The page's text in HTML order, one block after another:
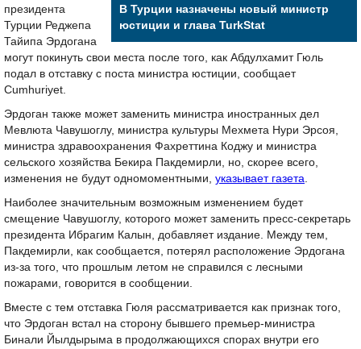
В Турции назначены новый министр
юстиции и глава TurkStat
президента
Турции Реджепа
Тайипа Эрдогана
могут покинуть свои места после того, как Абдулхамит Гюль
подал в отставку с поста министра юстиции, сообщает
Cumhuriyet.
Эрдоган также может заменить министра иностранных дел
Мевлюта Чавушоглу, министра культуры Мехмета Нури Эрсоя,
министра здравоохранения Фахреттина Коджу и министра
сельского хозяйства Бекира Пакдемирли, но, скорее всего,
изменения не будут одномоментными, указывает газета.
Наиболее значительным возможным изменением будет
смещение Чавушоглу, которого может заменить пресс-секретарь
президента Ибрагим Калын, добавляет издание. Между тем,
Пакдемирли, как сообщается, потерял расположение Эрдогана
из-за того, что прошлым летом не справился с лесными
пожарами, говорится в сообщении.
Вместе с тем отставка Гюля рассматривается как признак того,
что Эрдоган встал на сторону бывшего премьер-министра
Бинали Йылдырыма в продолжающихся спорах внутри его